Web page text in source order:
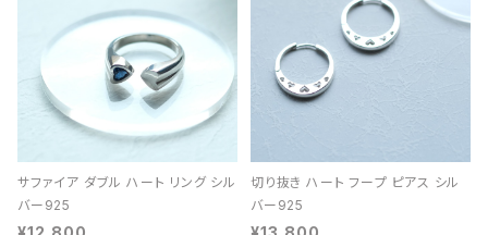
サファイア ダブル ハート リング シル
バー925
切り抜き ハート フープ ピアス シル
バー925